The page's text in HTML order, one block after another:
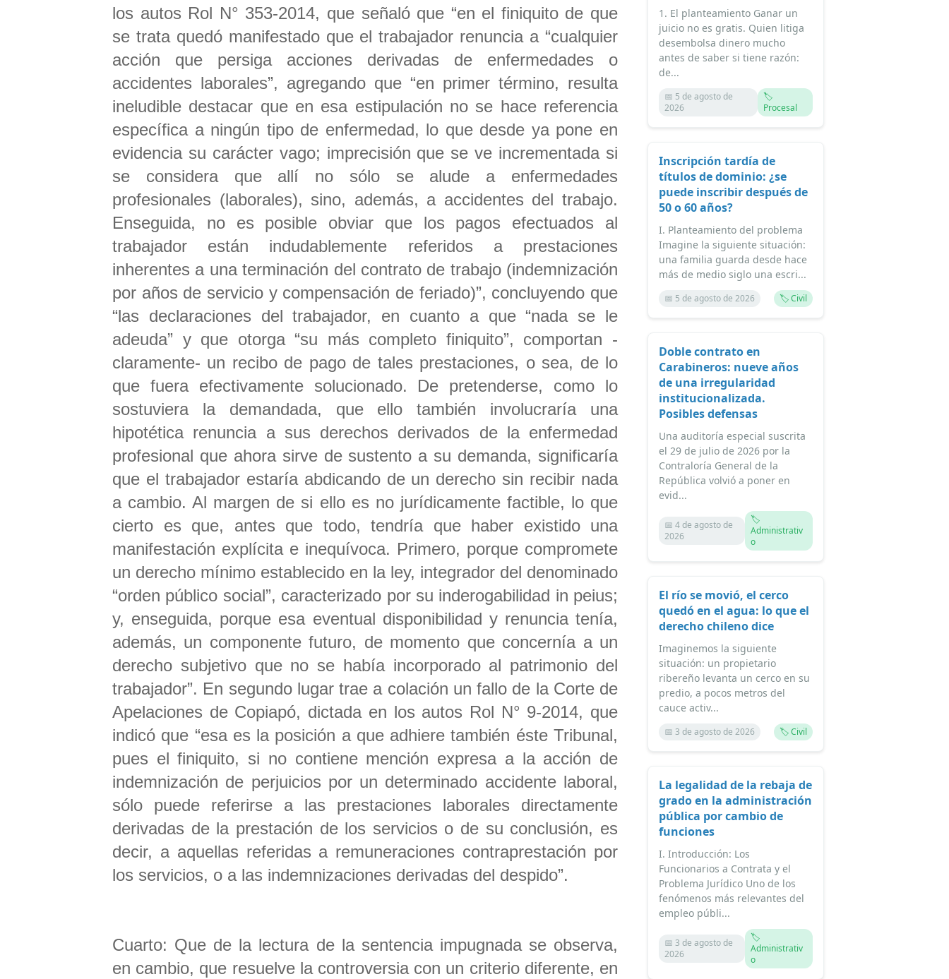
los autos Rol N° 353-2014, que señaló que “en el finiquito de que
se trata quedó manifestado que el trabajador renuncia a “cualquier
acción que persiga acciones derivadas de enfermedades o
accidentes laborales”, agregando que “en primer término, resulta
ineludible destacar que en esa estipulación no se hace referencia
específica a ningún tipo de enfermedad, lo que desde ya pone en
evidencia su carácter vago; imprecisión que se ve incrementada si
se considera que allí no sólo se alude a enfermedades
profesionales (laborales), sino, además, a accidentes del trabajo.
Enseguida, no es posible obviar que los pagos efectuados al
trabajador están indudablemente referidos a prestaciones
inherentes a una terminación del contrato de trabajo (indemnización
por años de servicio y compensación de feriado)”, concluyendo que
“las declaraciones del trabajador, en cuanto a que “nada se le
adeuda” y que otorga “su más completo finiquito”, comportan -
claramente- un recibo de pago de tales prestaciones, o sea, de lo
que fuera efectivamente solucionado. De pretenderse, como lo
sostuviera la demandada, que ello también involucraría una
hipotética renuncia a sus derechos derivados de la enfermedad
profesional que ahora sirve de sustento a su demanda, significaría
que el trabajador estaría abdicando de un derecho sin recibir nada
a cambio. Al margen de si ello es no jurídicamente factible, lo que
cierto es que, antes que todo, tendría que haber existido una
manifestación explícita e inequívoca. Primero, porque compromete
un derecho mínimo establecido en la ley, integrador del denominado
“orden público social”, caracterizado por su inderogabilidad in peius;
y, enseguida, porque esa eventual disponibilidad y renuncia tenía,
además, un componente futuro, de momento que concernía a un
derecho subjetivo que no se había incorporado al patrimonio del
trabajador”. En segundo lugar trae a colación un fallo de la Corte de
Apelaciones de Copiapó, dictada en los autos Rol N° 9-2014, que
indicó que “esa es la posición a que adhiere también éste Tribunal,
pues el finiquito, si no contiene mención expresa a la acción de
indemnización de perjuicios por un determinado accidente laboral,
sólo puede referirse a las prestaciones laborales directamente
derivadas de la prestación de los servicios o de su conclusión, es
decir, a aquellas referidas a remuneraciones contraprestación por
los servicios, o a las indemnizaciones derivadas del despido”.
Cuarto: Que de la lectura de la sentencia impugnada se observa,
en cambio, que resuelve la controversia con un criterio diferente, en
1. El planteamiento Ganar un
juicio no es gratis. Quien litiga
desembolsa dinero mucho
antes de saber si tiene razón:
de...
📅 5 de agosto de
2026
🏷️
Procesal
Inscripción tardía de
títulos de dominio: ¿se
puede inscribir después de
50 o 60 años?
I. Planteamiento del problema
Imagine la siguiente situación:
una familia guarda desde hace
más de medio siglo una escri...
📅 5 de agosto de 2026 🏷️ Civil
Doble contrato en
Carabineros: nueve años
de una irregularidad
institucionalizada.
Posibles defensas
Una auditoría especial suscrita
el 29 de julio de 2026 por la
Contraloría General de la
República volvió a poner en
evid...
📅 4 de agosto de
2026
🏷️
Administrativ
o
El río se movió, el cerco
quedó en el agua: lo que el
derecho chileno dice
Imaginemos la siguiente
situación: un propietario
ribereño levanta un cerco en su
predio, a pocos metros del
cauce activ...
📅 3 de agosto de 2026 🏷️ Civil
La legalidad de la rebaja de
grado en la administración
pública por cambio de
funciones
I. Introducción: Los
Funcionarios a Contrata y el
Problema Jurídico Uno de los
fenómenos más relevantes del
empleo públi...
📅 3 de agosto de
2026
🏷️
Administrativ
o